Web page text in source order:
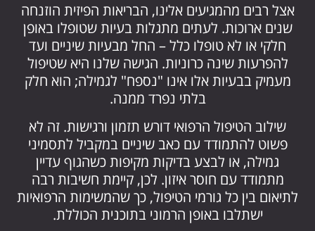
אצל רבים מהמגיעים אלינו, הבריאות הפיזית הוזנחה
שנים ארוכות. לעתים מתגלות בעיות שטופלו באופן
חלקי או לא טופלו כלל – החל מבעיות שיניים ועד
להפרעות שינה כרוניות. הגישה שלנו היא שטיפול
מעמיק בבעיות אלו אינו "נספח" לגמילה; הוא חלק
בלתי נפרד ממנה.
שילוב הטיפול הרפואי דורש תזמון ורגישות. זה לא
פשוט להתמודד עם כאב שיניים במקביל לתסמיני
גמילה, או לבצע בדיקות מקיפות כשהגוף עדיין
מתמודד עם חוסר איזון. לכן, קיימת חשיבות רבה
לתיאום בין כל גורמי הטיפול, כך שהמשימות הרפואיות
ישתלבו באופן הרמוני בתוכנית הכוללת.